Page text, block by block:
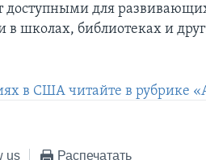
доступными для
в школах, библиотеках и
в США читайте в рубрике
us Распечатать